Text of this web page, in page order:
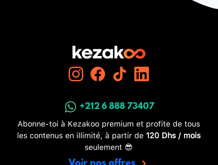
+212 6 888 73407
Abonne-toi à Kezakoo premium et profite de tous
les contenus en illimité, à partir de 120 Dhs / mois
seulement 😎